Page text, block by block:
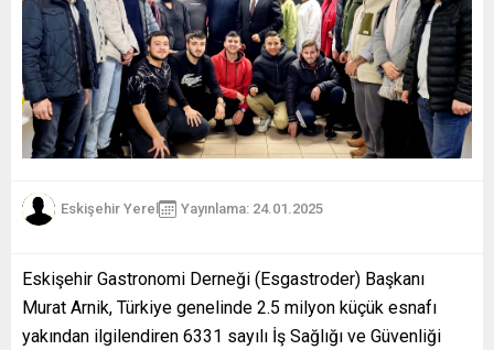
Eskişehir Yerel Yayınlama: 24.01.2025
Eskişehir Gastronomi Derneği (Esgastroder) Başkanı
Murat Arnik, Türkiye genelinde 2.5 milyon küçük esnafı
yakından ilgilendiren 6331 sayılı İş Sağlığı ve Güvenliği